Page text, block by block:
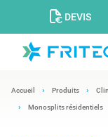
DEVIS
Accueil Produits
Monosplits résidentiels